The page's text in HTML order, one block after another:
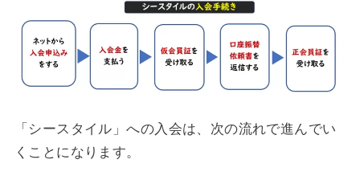
「シースタイル」への入会は、次の流れで進んでい
くことになります。